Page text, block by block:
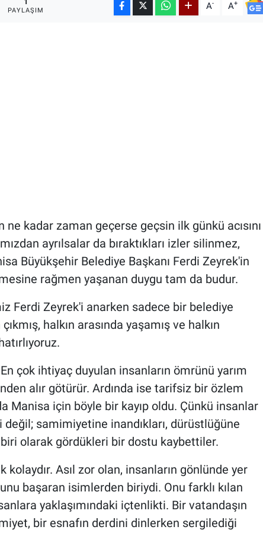
PAYLAŞIM A- A+
ne kadar zaman geçerse geçsin ilk günkü acısını
ayrılsalar da bıraktıkları izler silinmez,
Büyükşehir Belediye Başkanı Ferdi Zeyrek'in
rağmen yaşanan duygu tam da budur.
Ferdi Zeyrek'i anarken sadece bir belediye
halkın arasında yaşamış ve halkın
çok ihtiyaç duyulan insanların ömrünü yarım
alır götürür. Ardında ise tarifsiz bir özlem
Manisa için böyle bir kayıp oldu. Çünkü insanlar
samimiyetine inandıkları, dürüstlüğüne
olarak gördükleri bir dostu kaybettiler.
Asıl zor olan, insanların gönlünde yer
başaran isimlerden biriydi. Onu farklı kılan
yaklaşımındaki içtenlikti. Bir vatandaşın
bir esnafın derdini dinlerken sergilediği